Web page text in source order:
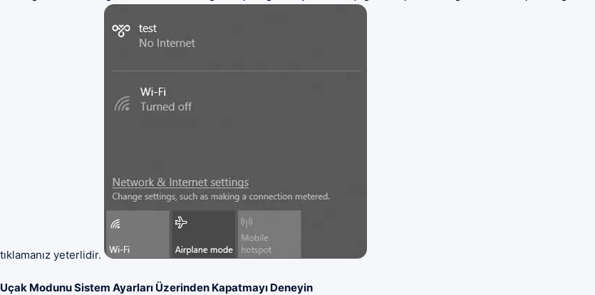
tıklamanız yeterlidir.
Uçak Modunu Sistem Ayarları Üzerinden Kapatmayı Deneyin